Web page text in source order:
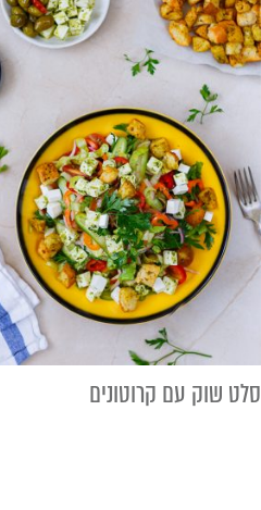
סלט שוק עם קרוטונים